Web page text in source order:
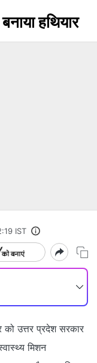
हथियार
IST
को उत्तर प्रदेश सरकार
मिशन